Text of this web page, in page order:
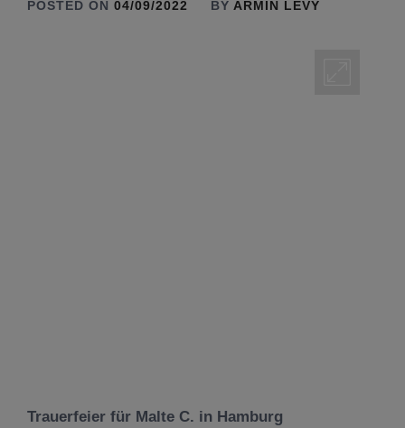
POSTED ON 04/09/2022 BY ARMIN LEVY
Trauerfeier für Malte C. in Hamburg